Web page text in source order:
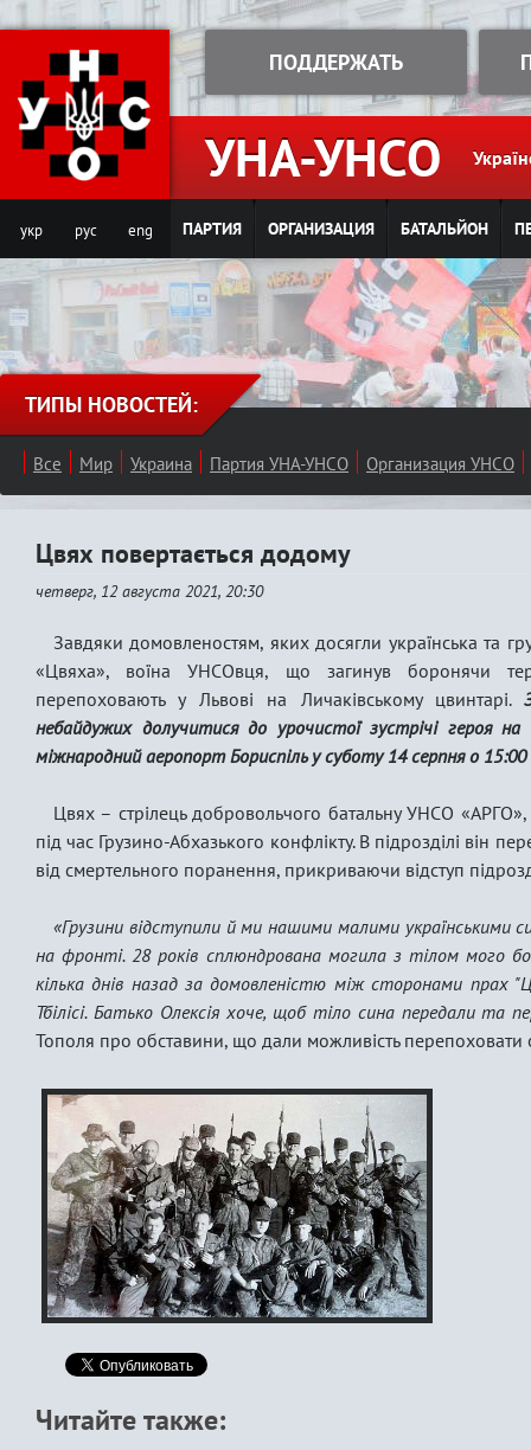
Jump to navigation
УНА-УНСО
ПОДДЕРЖАТЬ
укр рус eng ПАРТИЯ ОРГАНИЗАЦИЯ БАТАЛЬЙОН
ТИПЫ НОВОСТЕЙ:
Все Мир Украина Партия УНА-УНСО Организация УНСО
Цвях повертається додому
четверг, 12 августа 2021, 20:30
Завдяки домовленостям, яких досягли українська та
«Цвяха», воїна УНСОвця, що загинув боронячи
перепоховають у Львові на Личаківському цвинтарі.
небайдужих долучитися до урочистої зустрічі героя на
міжнародний аеропорт Бориспіль у суботу 14 серпня о 15:00
Цвях – стрілець добровольчого батальну УНСО «АРГО»,
під час Грузино-Абхазького конфлікту. В підрозділі він
від смертельного поранення, прикриваючи відступ
«Грузини відступили й ми нашими малими українськими
на фронті. 28 років сплюндрована могила з тілом мого
кілька днів назад за домовленістю між сторонами прах
Тбілісі. Батько Олексія хоче, щоб тіло сина передали та
Тополя про обставини, що дали можливість перепоховати
Читайте также: